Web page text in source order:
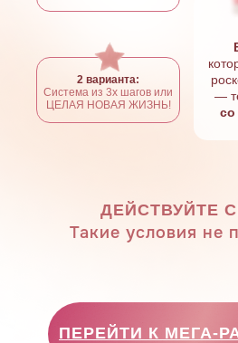
2 варианта:
Система из 3х шагов или
ЦЕЛАЯ НОВАЯ ЖИЗНЬ!
ДЕЙСТВУЙТЕ
Такие условия не
ПЕРЕЙТИ К МЕГА-
—
со